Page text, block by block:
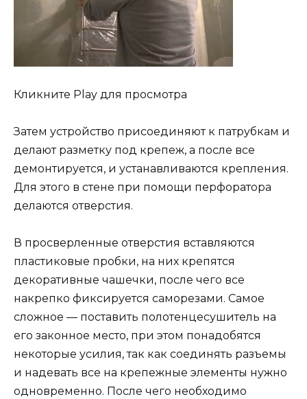
Кликните Play для просмотра
Затем устройство присоединяют к патрубкам и
делают разметку под крепеж, а после все
демонтируется, и устанавливаются крепления.
Для этого в стене при помощи перфоратора
делаются отверстия.
В просверленные отверстия вставляются
пластиковые пробки, на них крепятся
декоративные чашечки, после чего все
накрепко фиксируется саморезами. Самое
сложное — поставить полотенцесушитель на
его законное место, при этом понадобятся
некоторые усилия, так как соединять разъемы
и надевать все на крепежные элементы нужно
одновременно. После чего необходимо